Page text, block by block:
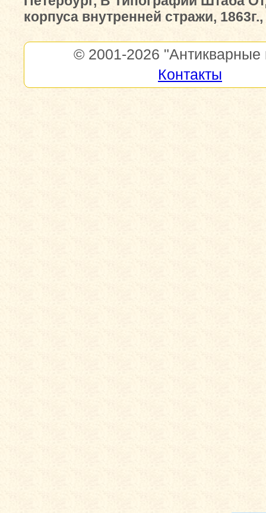
корпуса внутренней стражи, 1863г.,
© 2001-2026 "Антикварные
Контакты